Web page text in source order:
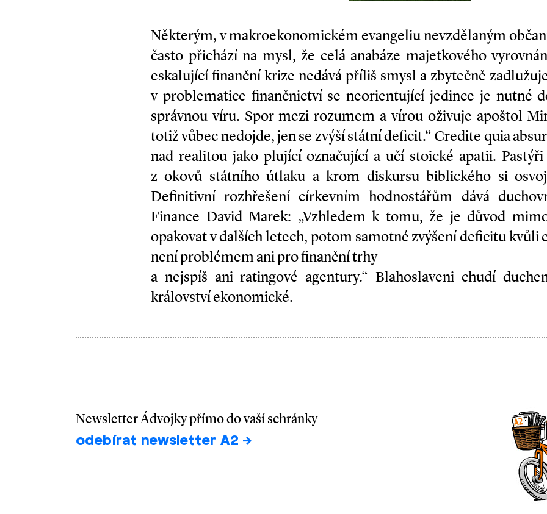
Některým, v makroekonomickém evangeliu nevzdělaným
často přichází na mysl, že celá anabáze majetkového
eskalující finanční krize nedává příliš smysl a zbytečně
v problematice finančnictví se neorientující jedince je nutné
správnou víru. Spor mezi rozumem a vírou oživuje apoštol
totiž vůbec nedojde, jen se zvýší státní deficit.“ Credite quia
nad realitou jako plující označující a učí stoické apatii.
z okovů státního útlaku a krom diskursu biblického si
Definitivní rozhřešení církevním hodnostářům dává
Finance David Marek: „Vzhledem k tomu, že je důvod
opakovat v dalších letech, potom samotné zvýšení deficitu
není problémem ani pro finanční trhy
a nejspíš ani ratingové agentury.“ Blahoslaveni chudí
království ekonomické.
Newsletter Ádvojky přímo do vaší schránky
odebírat newsletter A2